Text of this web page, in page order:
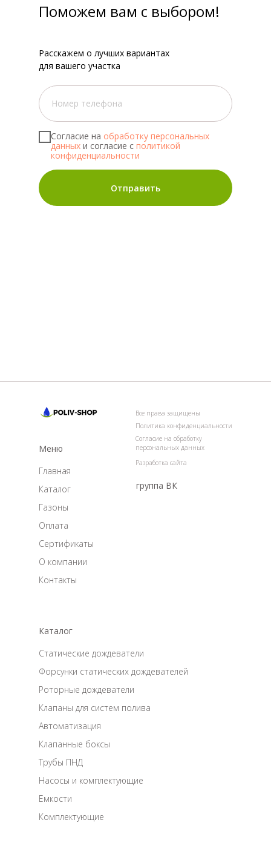
Согласие на обработку персональных
данных и согласие с политикой
конфиденциальности
Отправить
Поможем вам с выбором!
Расскажем о лучших вариантах
для вашего участка
Главная
Все права защищены
Политика конфиденциальности
Разработка сайта
Согласие на обработку
персональных данных
Каталог
Газоны
Оплата
Сертификаты
О компании
Контакты
Статические дождеватели
Форсунки статических дождевателей
Роторные дождеватели
Клапаны для систем полива
Автоматизация
Клапанные боксы
Меню
Каталог
Трубы ПНД
Насосы и комплектующие
Емкости
Комплектующие
группа ВК